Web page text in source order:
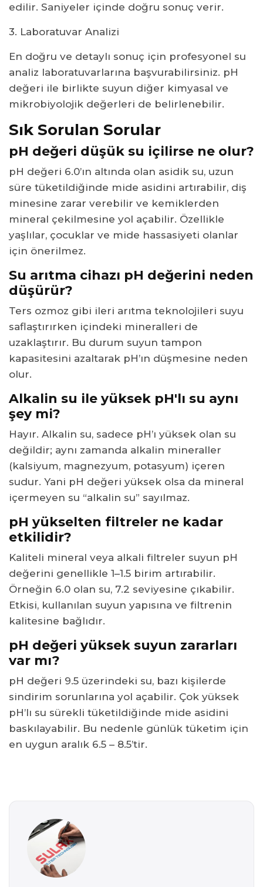
edilir. Saniyeler içinde doğru sonuç verir.
3. Laboratuvar Analizi
En doğru ve detaylı sonuç için profesyonel su
analiz laboratuvarlarına başvurabilirsiniz. pH
değeri ile birlikte suyun diğer kimyasal ve
mikrobiyolojik değerleri de belirlenebilir.
Sık Sorulan Sorular
pH değeri düşük su içilirse ne olur?
pH değeri 6.0’ın altında olan asidik su, uzun
süre tüketildiğinde mide asidini artırabilir, diş
minesine zarar verebilir ve kemiklerden
mineral çekilmesine yol açabilir. Özellikle
yaşlılar, çocuklar ve mide hassasiyeti olanlar
için önerilmez.
Su arıtma cihazı pH değerini neden
düşürür?
Ters ozmoz gibi ileri arıtma teknolojileri suyu
saflaştırırken içindeki mineralleri de
uzaklaştırır. Bu durum suyun tampon
kapasitesini azaltarak pH’ın düşmesine neden
olur.
Alkalin su ile yüksek pH'lı su aynı
şey mi?
Hayır. Alkalin su, sadece pH’ı yüksek olan su
değildir; aynı zamanda alkalin mineraller
(kalsiyum, magnezyum, potasyum) içeren
sudur. Yani pH değeri yüksek olsa da mineral
içermeyen su “alkalin su” sayılmaz.
pH yükselten filtreler ne kadar
etkilidir?
Kaliteli mineral veya alkali filtreler suyun pH
değerini genellikle 1–1.5 birim artırabilir.
Örneğin 6.0 olan su, 7.2 seviyesine çıkabilir.
Etkisi, kullanılan suyun yapısına ve filtrenin
kalitesine bağlıdır.
pH değeri yüksek suyun zararları
var mı?
pH değeri 9.5 üzerindeki su, bazı kişilerde
sindirim sorunlarına yol açabilir. Çok yüksek
pH’lı su sürekli tüketildiğinde mide asidini
baskılayabilir. Bu nedenle günlük tüketim için
en uygun aralık 6.5 – 8.5’tir.